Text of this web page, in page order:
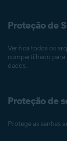
Proteção de
Verifica todos os
compartilhado
dados.
Proteção de
Protege as senhas